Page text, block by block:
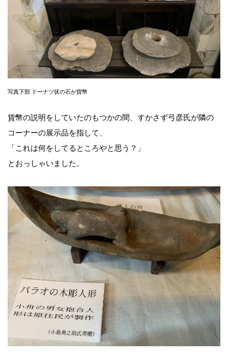
写真下部 ドーナツ状の石が貨幣
貨幣の説明をしていたのもつかの間、すかさず弓彦氏が隣の
コーナーの展示品を指して、
「これは何をしてるところやと思う？」
とおっしゃいました。